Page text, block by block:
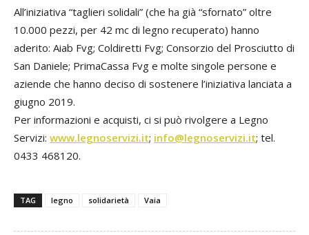
All’iniziativa “taglieri solidali” (che ha già “sfornato” oltre
10.000 pezzi, per 42 mc di legno recuperato) hanno
aderito: Aiab Fvg; Coldiretti Fvg; Consorzio del Prosciutto di
San Daniele; PrimaCassa Fvg e molte singole persone e
aziende che hanno deciso di sostenere l’iniziativa lanciata a
giugno 2019.
Per informazioni e acquisti, ci si può rivolgere a Legno
Servizi: www.legnoservizi.it; info@legnoservizi.it; tel.
0433 468120.
TAG legno solidarietà Vaia